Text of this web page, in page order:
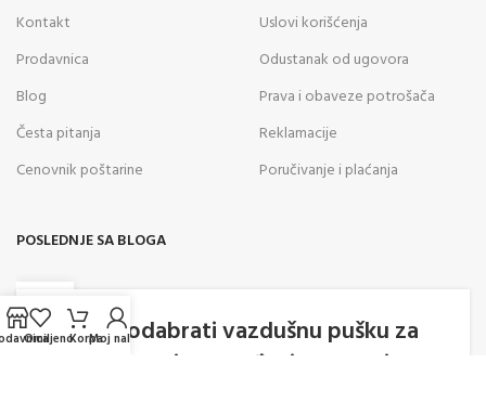
Kontakt
Prodavnica
Blog
Česta pitanja
Cenovnik poštarine
Uslovi korišćenja
Odustanak od ugovora
Prava i obaveze potrošača
Reklamacije
Poručivanje i plaćanja
POSLEDNJE SA BLOGA
05
AVG
Kako odabrati vazdušnu pušku za
rekreativno gađanje? Saveti
OmiljenoKorpaMoj nalog